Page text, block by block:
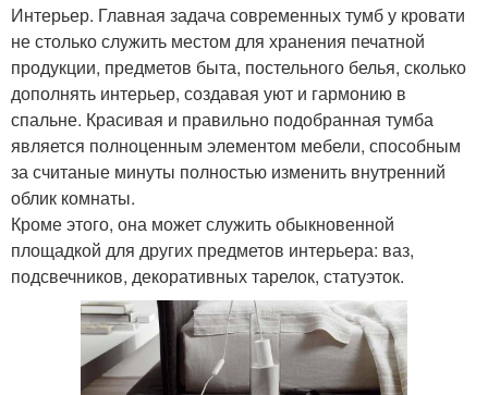
Интерьер. Главная задача современных тумб у кровати
не столько служить местом для хранения печатной
продукции, предметов быта, постельного белья, сколько
дополнять интерьер, создавая уют и гармонию в
спальне. Красивая и правильно подобранная тумба
является полноценным элементом мебели, способным
за считаные минуты полностью изменить внутренний
облик комнаты.
Кроме этого, она может служить обыкновенной
площадкой для других предметов интерьера: ваз,
подсвечников, декоративных тарелок, статуэток.